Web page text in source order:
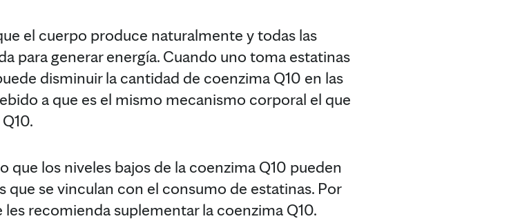
el cuerpo produce naturalmente y todas las
para generar energía. Cuando uno toma estatinas
disminuir la cantidad de coenzima Q10 en las
a que es el mismo mecanismo corporal el que
que los niveles bajos de la coenzima Q10 pueden
que se vinculan con el consumo de estatinas. Por
les recomienda suplementar la coenzima Q10.